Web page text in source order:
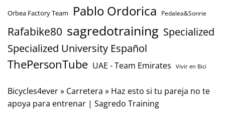
Orbea Factory Team Pablo Ordorica Pedalea&Sonrie
Rafabike80 sagredotraining Specialized
Specialized University Español
ThePersonTube UAE - Team Emirates Vivir en Bici
Bicycles4ever» Carretera » Haz esto si tu pareja no te
apoya para entrenar | Sagredo Training